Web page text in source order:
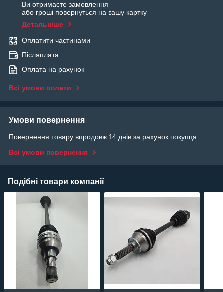
Ви отримаєте замовлення
або гроші повернуться на вашу картку
Детальніше
Оплатити частинами
Післяплата
Оплата на рахунок
Всі умови оплати
Умови повернення
Повернення товару впродовж 14 днів за рахунок покупця
Всі умови повернення
Подібні товари компанії